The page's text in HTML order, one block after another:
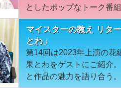
としたポップなトーク番組
マイスターの教え リタ
とわ」
第14回は2023年上演の花
果とわをゲストにご紹介
と作品の魅力を語り合う。